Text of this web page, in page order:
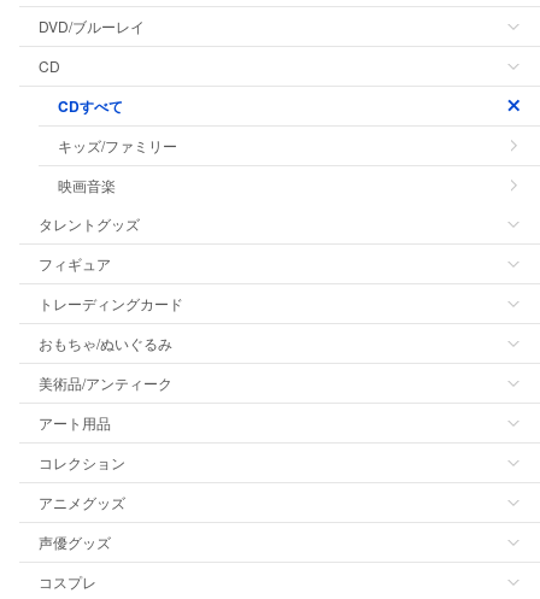
DVD/ブルーレイ
CD
CDすべて
キッズ/ファミリー
映画音楽
タレントグッズ
フィギュア
トレーディングカード
おもちゃ/ぬいぐるみ
美術品/アンティーク
アート用品
コレクション
アニメグッズ
声優グッズ
コスプレ